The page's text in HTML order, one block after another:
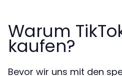
Warum
kaufen?
Bevor wir uns mit den